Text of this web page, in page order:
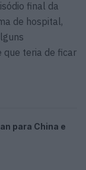
final da
de hospital,
que teria de ficar
para China e